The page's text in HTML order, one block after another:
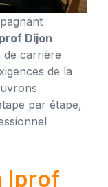
Dijon
carrière
de la
par étape,
Iprof